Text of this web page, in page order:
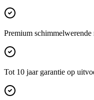
Premium
Tot 10 jaar garantie op